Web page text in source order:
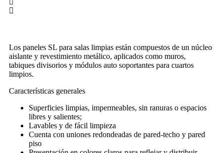
Los paneles SL para salas limpias están compuestos de un núcleo
aislante y revestimiento metálico, aplicados como muros,
tabiques divisorios y módulos auto soportantes para cuartos
limpios.
Características generales
Superficies limpias, impermeables, sin ranuras o espacios
libres y salientes;
Lavables y de fácil limpieza
Cuenta con uniones redondeadas de pared-techo y pared
piso